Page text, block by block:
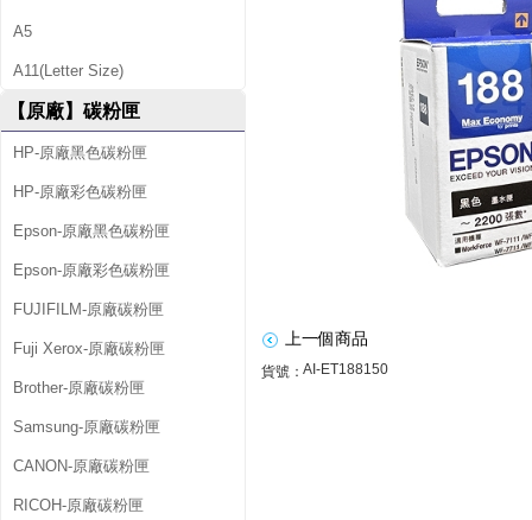
C
1
3
T
1
8
8
1
5
0
N
A5
A11(Letter Size)
【原廠】碳粉匣
HP-原廠黑色碳粉匣
HP-原廠彩色碳粉匣
Epson-原廠黑色碳粉匣
Epson-原廠彩色碳粉匣
FUJIFILM-原廠碳粉匣
Fuji Xerox-原廠碳粉匣
Brother-原廠碳粉匣
Samsung-原廠碳粉匣
CANON-原廠碳粉匣
RICOH-原廠碳粉匣
上一個商品
貨號：AI-ET188150